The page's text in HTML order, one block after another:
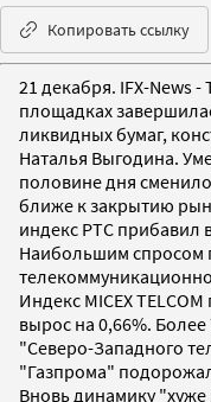
Копировать ссылку
21 декабря. IFX-News -
площадках
ликвидных бумаг,
Наталья Выгодина.
половине дня
ближе к закрытию
индекс РТС прибавил
Наибольшим спросом
Индекс MICEX
вырос на 0,66%.
"Северо-Западного
"Газпрома"
Вновь динамику